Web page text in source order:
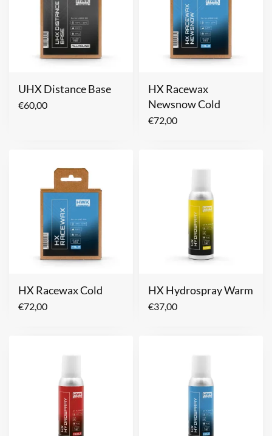
UHX Distance Base
€60,00
HX Racewax
Newsnow Cold
€72,00
HX Racewax Cold
€72,00
HX Hydrospray Warm
€37,00